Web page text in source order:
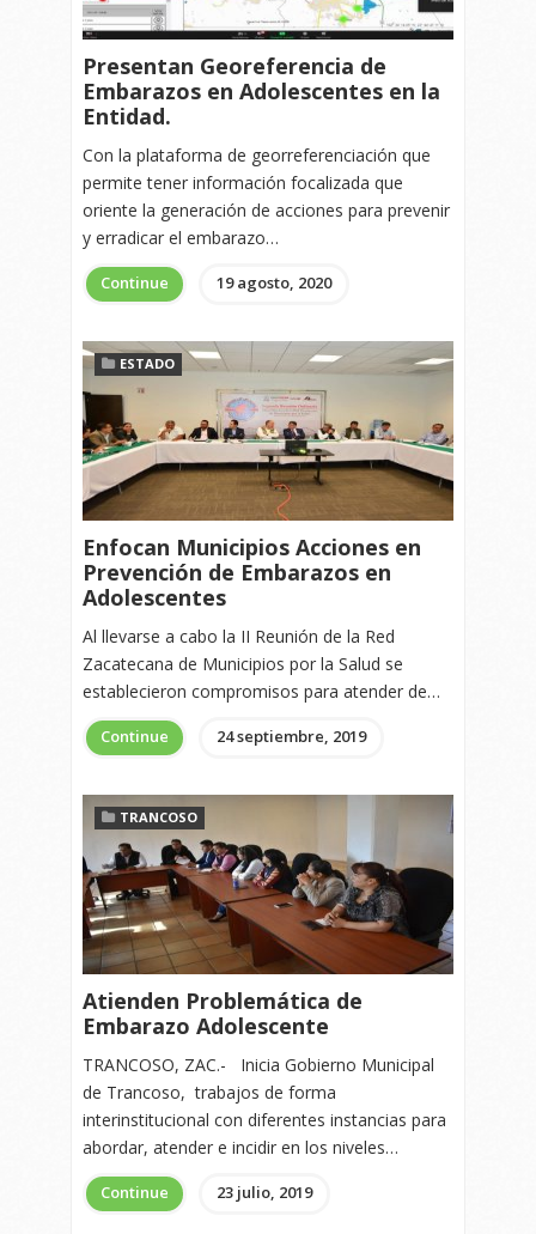
Presentan Georeferencia de
Embarazos en Adolescentes en la
Entidad.
Con la plataforma de georreferenciación que
permite tener información focalizada que
oriente la generación de acciones para prevenir
y erradicar el embarazo…
Continue 19 agosto, 2020
ESTADO
Enfocan Municipios Acciones en
Prevención de Embarazos en
Adolescentes
Al llevarse a cabo la II Reunión de la Red
Zacatecana de Municipios por la Salud se
establecieron compromisos para atender de…
Continue 24 septiembre, 2019
TRANCOSO
Atienden Problemática de
Embarazo Adolescente
TRANCOSO, ZAC.- Inicia Gobierno Municipal
de Trancoso, trabajos de forma
interinstitucional con diferentes instancias para
abordar, atender e incidir en los niveles…
Continue 23 julio, 2019